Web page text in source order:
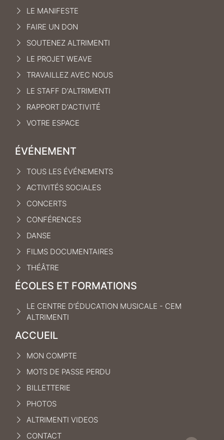
LE MANIFESTE
FAIRE UN DON
SOUTENEZ ALTRIMENTI
LE PROJET WEAVE
TRAVAILLEZ AVEC NOUS
LE STAFF D'ALTRIMENTI
RAPPORT D'ACTIVITÉ
VOTRE ESPACE
ÉVÉNEMENT
TOUS LES ÉVÉNEMENTS
ACTIVITÉS SOCIALES
CONCERTS
CONFÉRENCES
DANSE
FILMS DOCUMENTAIRES
THÉÂTRE
ÉCOLES ET FORMATIONS
LE CENTRE D’ÉDUCATION MUSICALE - CEM
ALTRIMENTI
ACCUEIL
MON COMPTE
MOTS DE PASSE PERDU
BILLETTERIE
PHOTOS
ALTRIMENTI VIDEOS
CONTACT